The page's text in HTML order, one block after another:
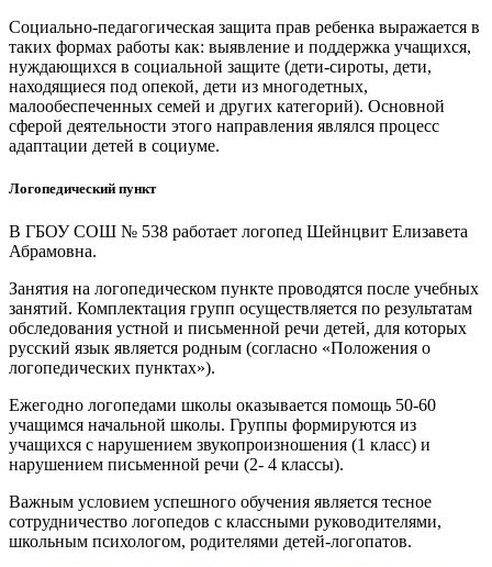
Социально-педагогическая защита прав ребенка выражается в
таких формах работы как: выявление и поддержка учащихся,
нуждающихся в социальной защите (дети-сироты, дети,
находящиеся под опекой, дети из многодетных,
малообеспеченных семей и других категорий). Основной
сферой деятельности этого направления являлся процесс
адаптации детей в социуме.
Логопедический пункт
В ГБОУ СОШ № 538 работает логопед Шейнцвит Елизавета
Абрамовна.
Занятия на логопедическом пункте проводятся после учебных
занятий. Комплектация групп осуществляется по результатам
обследования устной и письменной речи детей, для которых
русский язык является родным (согласно «Положения о
логопедических пунктах»).
Ежегодно логопедами школы оказывается помощь 50-60
учащимся начальной школы. Группы формируются из
учащихся с нарушением звукопроизношения (1 класс) и
нарушением письменной речи (2- 4 классы).
Важным условием успешного обучения является тесное
сотрудничество логопедов с классными руководителями,
школьным психологом, родителями детей-логопатов.